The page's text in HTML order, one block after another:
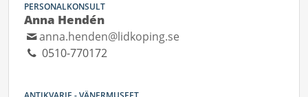
PERSONALKONSULT
Anna Hendén
anna.henden@lidkoping.se
0510-770172